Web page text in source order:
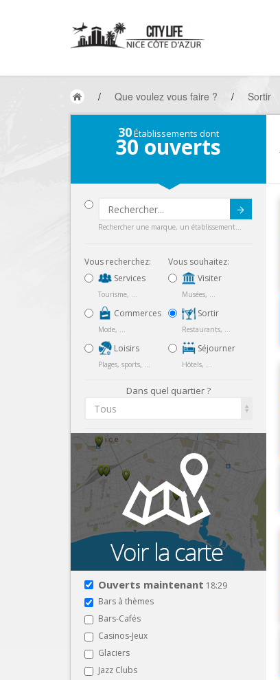
/ Que voulez vous faire ? / Sortir
30Établissements dont
30 ouverts
Rechercher une marque, un établissement...
Vous recherchez:
Services
Tourisme, ...
Commerces
Mode, ...
Loisirs
Plages, sports, ...
Vous souhaitez:
Visiter
Musées, ...
Sortir
Restaurants, ...
Séjourner
Hôtels, ...
Dans quel quartier ?
Tous
Ouverts maintenant 18:29
Bars à thèmes
Bars-Cafés
Casinos-Jeux
Glaciers
Jazz Clubs